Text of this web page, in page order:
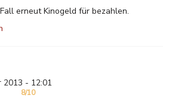
erneut Kinogeld für bezahlen.
2013 - 12:01
8/10